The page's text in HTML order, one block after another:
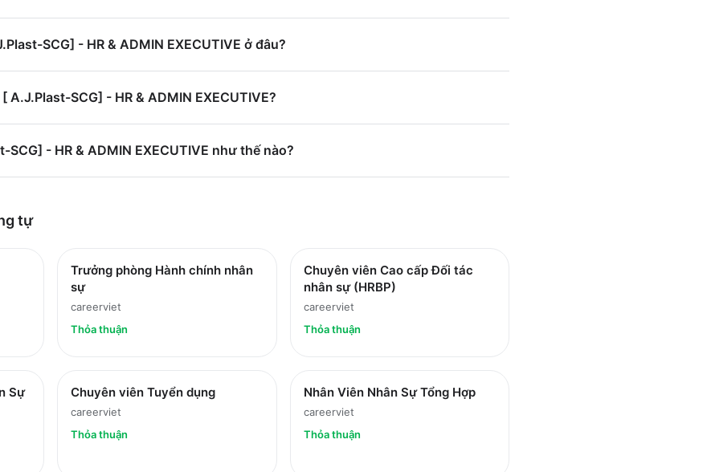
SCG] - HR & ADMIN EXECUTIVE ở đâu?
A.J.Plast-SCG] - HR & ADMIN EXECUTIVE?
SCG] - HR & ADMIN EXECUTIVE như thế nào?
tự
Trưởng phòng Hành chính nhân
sự
careerviet
Thỏa thuận
Chuyên viên Cao cấp Đối tác
nhân sự (HRBP)
careerviet
Thỏa thuận
Sự
Chuyên viên Tuyển dụng
careerviet
Thỏa thuận
Nhân Viên Nhân Sự Tổng Hợp
careerviet
Thỏa thuận